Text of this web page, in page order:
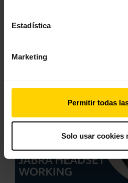
Estadística
Marketing
Permitir todas
Solo usar cookies